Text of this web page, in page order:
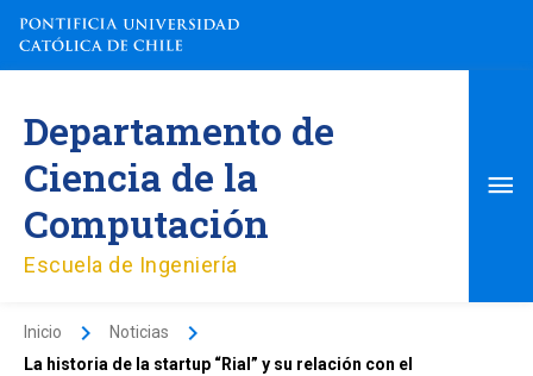
contenido
Departamento de
Ciencia de la
Computación
Escuela de Ingeniería
Inicio
Noticias
La historia de la startup “Rial” y su relación con el